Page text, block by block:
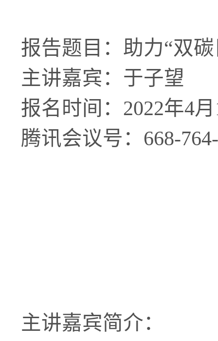
报告题目：助力“双
主讲嘉宾：于子望
报名时间： 2022年4月
腾讯会议号： 668-
主讲嘉宾简介：